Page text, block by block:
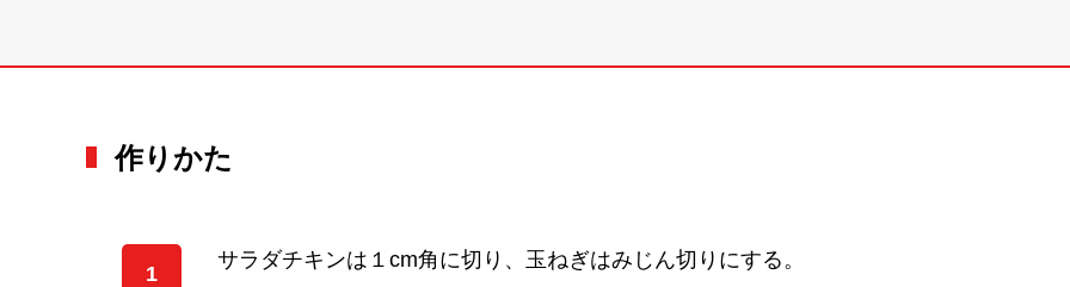
作りかた
1
サラダチキンは１cm角に切り、玉ねぎはみじん切りにする。